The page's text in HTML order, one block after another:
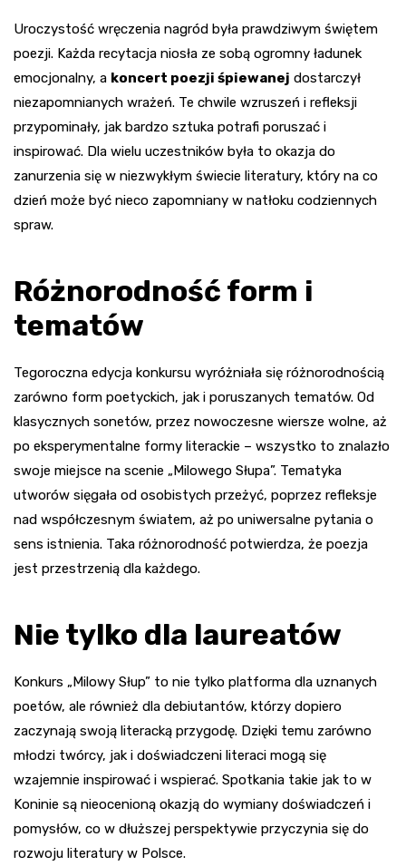
Uroczystość wręczenia nagród była prawdziwym świętem
poezji. Każda recytacja niosła ze sobą ogromny ładunek
emocjonalny, a koncert poezji śpiewanej dostarczył
niezapomnianych wrażeń. Te chwile wzruszeń i refleksji
przypominały, jak bardzo sztuka potrafi poruszać i
inspirować. Dla wielu uczestników była to okazja do
zanurzenia się w niezwykłym świecie literatury, który na co
dzień może być nieco zapomniany w natłoku codziennych
spraw.
Różnorodność form i
tematów
Tegoroczna edycja konkursu wyróżniała się różnorodnością
zarówno form poetyckich, jak i poruszanych tematów. Od
klasycznych sonetów, przez nowoczesne wiersze wolne, aż
po eksperymentalne formy literackie – wszystko to znalazło
swoje miejsce na scenie „Milowego Słupa”. Tematyka
utworów sięgała od osobistych przeżyć, poprzez refleksje
nad współczesnym światem, aż po uniwersalne pytania o
sens istnienia. Taka różnorodność potwierdza, że poezja
jest przestrzenią dla każdego.
Nie tylko dla laureatów
Konkurs „Milowy Słup” to nie tylko platforma dla uznanych
poetów, ale również dla debiutantów, którzy dopiero
zaczynają swoją literacką przygodę. Dzięki temu zarówno
młodzi twórcy, jak i doświadczeni literaci mogą się
wzajemnie inspirować i wspierać. Spotkania takie jak to w
Koninie są nieocenioną okazją do wymiany doświadczeń i
pomysłów, co w dłuższej perspektywie przyczynia się do
rozwoju literatury w Polsce.